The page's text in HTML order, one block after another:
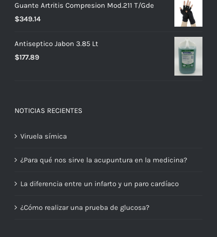
Guante Artritis Compresion Mod.211 T/Gde
$349.14
Antiseptico Jabon 3.85 Lt
$177.89
NOTICIAS RECIENTES
Viruela símica
¿Para qué nos sirve la acupuntura en la medicina?
La diferencia entre un infarto y un paro cardíaco
¿Cómo realizar una prueba de glucosa?